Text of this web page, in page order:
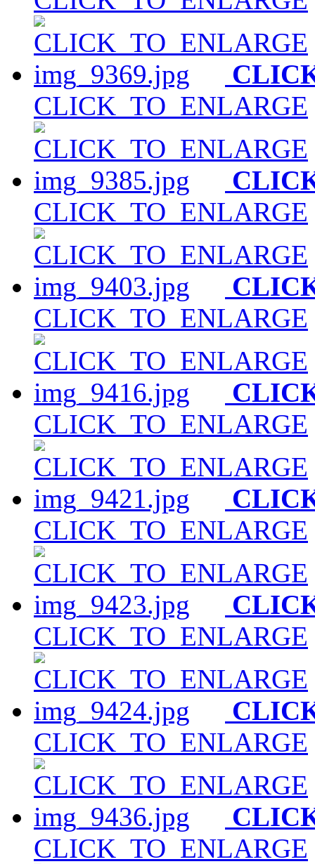
CLICK_TO_ENLARGE
CLICK_TO_ENLARGE
CLICK_TO_ENLARGE
CLICK_TO_ENLARGE
CLICK_TO_ENLARGE
CLICK_TO_ENLARGE
CLICK_TO_ENLARGE
CLICK_TO_ENLARGE